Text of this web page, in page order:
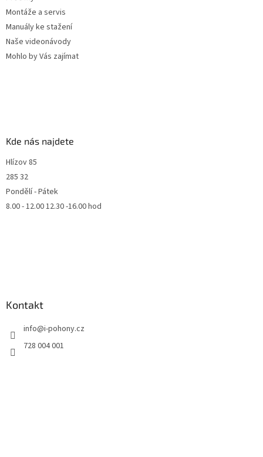
Montáže a servis
Manuály ke stažení
Naše videonávody
Mohlo by Vás zajímat
Kde nás najdete
Hlízov 85
285 32
Pondělí - Pátek
8.00 - 12.00 12.30 -16.00 hod
Kontakt
info@i-pohony.cz
728 004 001